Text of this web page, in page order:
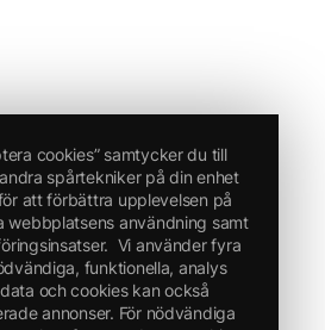
cookies” samtycker du till
spårtekniker på din enhet
att förbättra upplevelsen på
webbplatsens användning samt
Vi använder fyra
funktionella, analys
och cookies kan också
annonser. För nödvändiga